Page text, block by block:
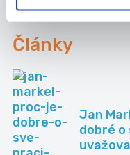
Články
Jan
dobré o